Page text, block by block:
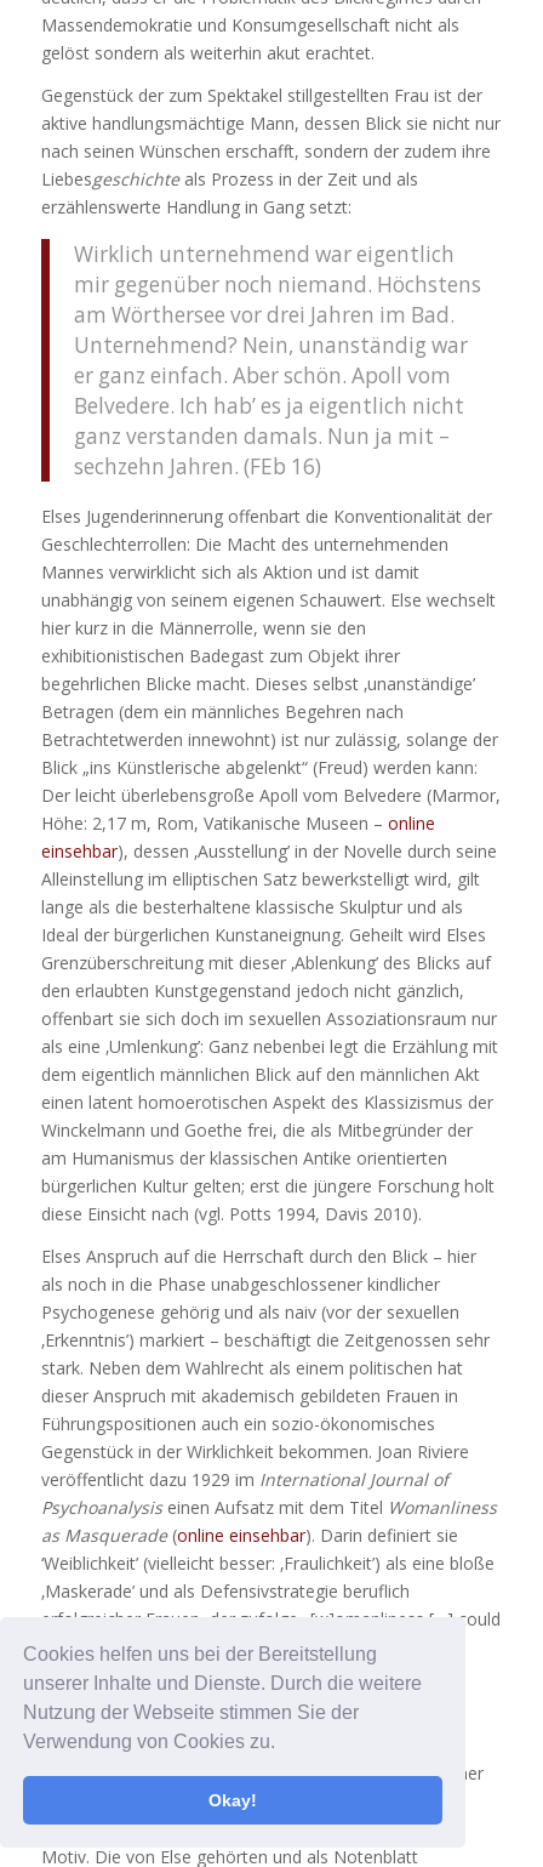
Cookies helfen uns bei der Bereitstellung
unserer Inhalte und Dienste. Durch die weitere
Nutzung der Webseite stimmen Sie der
Verwendung von Cookies zu.
Okay!
Massendemokratie und Konsumgesellschaft nicht als
gelöst sondern als weiterhin akut erachtet.
Gegenstück der zum Spektakel stillgestellten Frau ist der
aktive handlungsmächtige Mann, dessen Blick sie nicht nur
nach seinen Wünschen erschafft, sondern der zudem ihre
Liebesgeschichteals Prozess in der Zeit und als
erzählenswerte Handlung in Gang setzt:
Wirklich unternehmend war eigentlich
mir gegenüber noch niemand. Höchstens
am Wörthersee vor drei Jahren im Bad.
Unternehmend? Nein, unanständig war
er ganz einfach. Aber schön. Apoll vom
Belvedere. Ich hab’ es ja eigentlich nicht
ganz verstanden damals. Nun ja mit –
sechzehn Jahren. (FEb 16)
Elses Jugenderinnerung offenbart die Konventionalität der
Geschlechterrollen: Die Macht des unternehmenden
Mannes verwirklicht sich als Aktion und ist damit
unabhängig von seinem eigenen Schauwert. Else wechselt
hier kurz in die Männerrolle, wenn sie den
exhibitionistischen Badegast zum Objekt ihrer
begehrlichen Blicke macht. Dieses selbst ‚unanständige’
Betragen (dem ein männliches Begehren nach
Betrachtetwerden innewohnt) ist nur zulässig, solange der
Blick „ins Künstlerische abgelenkt“ (Freud) werden kann:
Der leicht überlebensgroße Apoll vom Belvedere (Marmor,
Höhe: 2,17 m, Rom, Vatikanische Museen – online
einsehbar), dessen ‚Ausstellung’ in der Novelle durch seine
Alleinstellung im elliptischen Satz bewerkstelligt wird, gilt
lange als die besterhaltene klassische Skulptur und als
Ideal der bürgerlichen Kunstaneignung. Geheilt wird Elses
Grenzüberschreitung mit dieser ‚Ablenkung’ des Blicks auf
den erlaubten Kunstgegenstand jedoch nicht gänzlich,
offenbart sie sich doch im sexuellen Assoziationsraum nur
als eine ‚Umlenkung’: Ganz nebenbei legt die Erzählung mit
dem eigentlich männlichen Blick auf den männlichen Akt
einen latent homoerotischen Aspekt des Klassizismus der
Winckelmann und Goethe frei, die als Mitbegründer der
am Humanismus der klassischen Antike orientierten
bürgerlichen Kultur gelten; erst die jüngere Forschung holt
diese Einsicht nach (vgl. Potts 1994, Davis 2010).
Elses Anspruch auf die Herrschaft durch den Blick – hier
als noch in die Phase unabgeschlossener kindlicher
Psychogenese gehörig und als naiv (vor der sexuellen
‚Erkenntnis’) markiert – beschäftigt die Zeitgenossen sehr
stark. Neben dem Wahlrecht als einem politischen hat
dieser Anspruch mit akademisch gebildeten Frauen in
Führungspositionen auch ein sozio-ökonomisches
Gegenstück in der Wirklichkeit bekommen. Joan Riviere
veröffentlicht dazu 1929 im International Journal of
Psychoanalysiseinen Aufsatz mit dem Titel Womanliness
as Masquerade (online einsehbar). Darin definiert sie
‘Weiblichkeit’ (vielleicht besser: ‚Fraulichkeit’) als eine bloße
‚Maskerade’ und als Defensivstrategie beruflich
erfolgreicher Frauen, der zufolge „[w]omanliness […] could
be assumed and worn as a mask, both to hide the
possession of masculinity and to avert the reprisals
expected if she was found to posses it“ (Riviere
1929, 306).
Maskerade und Karnevalskostüme sind nicht nur in einer
von Schnitzlers nächsten Erzählungen, der schon
erwähntenTraumnovellein derDame, ein zentrales
Motiv. Die von Else gehörten und als Notenblatt